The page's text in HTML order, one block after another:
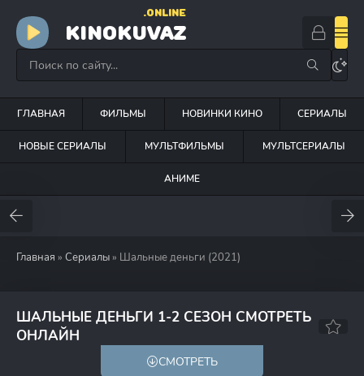
KINOKUVAZ
.ONLINE
ГЛАВНАЯ ФИЛЬМЫ НОВИНКИ КИНО СЕРИАЛЫ
НОВЫЕ СЕРИАЛЫ МУЛЬТФИЛЬМЫ МУЛЬТСЕРИАЛЫ
АНИМЕ
Главная » Сериалы » Шальные деньги (2021)
ШАЛЬНЫЕ ДЕНЬГИ 1-2 СЕЗОН СМОТРЕТЬ
ОНЛАЙН
СМОТРЕТЬ